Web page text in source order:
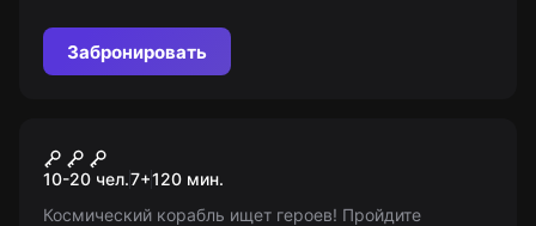
Забронировать
Гипердрайв
10-20 чел.7+120 мин.
Космический корабль ищет героев! Пройдите